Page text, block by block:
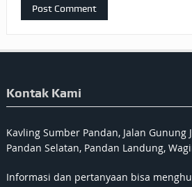
Kontak Kami
Kavling Sumber Pandan, Jalan Gunung
Pandan Selatan, Pandan Landung,
Informasi dan pertanyaan bisa